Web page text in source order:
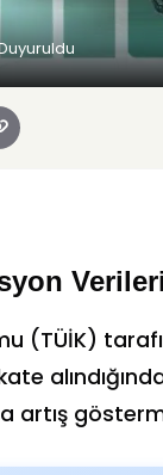
Verileri
(TÜİK)
artış